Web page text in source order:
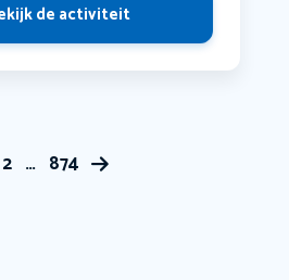
de activiteit
2 … 874